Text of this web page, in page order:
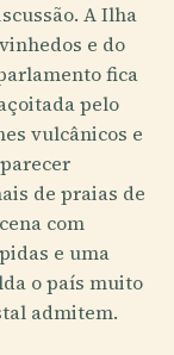
A Ilha
e do
fica
pelo
vulcânicos e
de praias de
com
e uma
o país muito
admitem.